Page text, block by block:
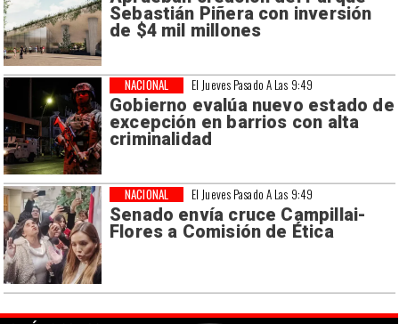
Sebastián Piñera con inversión
de $4 mil millones
El Jueves Pasado A Las 9:49
Gobierno evalúa nuevo estado de
excepción en barrios con alta
criminalidad
NACIONAL
El Jueves Pasado A Las 9:49
Senado envía cruce Campillai-
Flores a Comisión de Ética
NACIONAL